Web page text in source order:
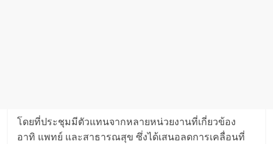
โดยที่ประชุมมีตัวแทนจากหลายหน่วยงานที่เกี่ยวข้อง
อาทิ แพทย์ และสาธารณสุข ซึ่งได้เสนอลดการเคลื่อนที่